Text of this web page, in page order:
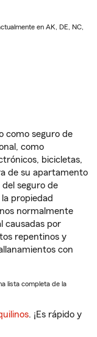
en AK, DE, NC,
como seguro de
como
bicicletas,
de su apartamento
seguro de
propiedad
normalmente
causadas por
repentinos y
con
lista completa de la
. ¡Es rápido y